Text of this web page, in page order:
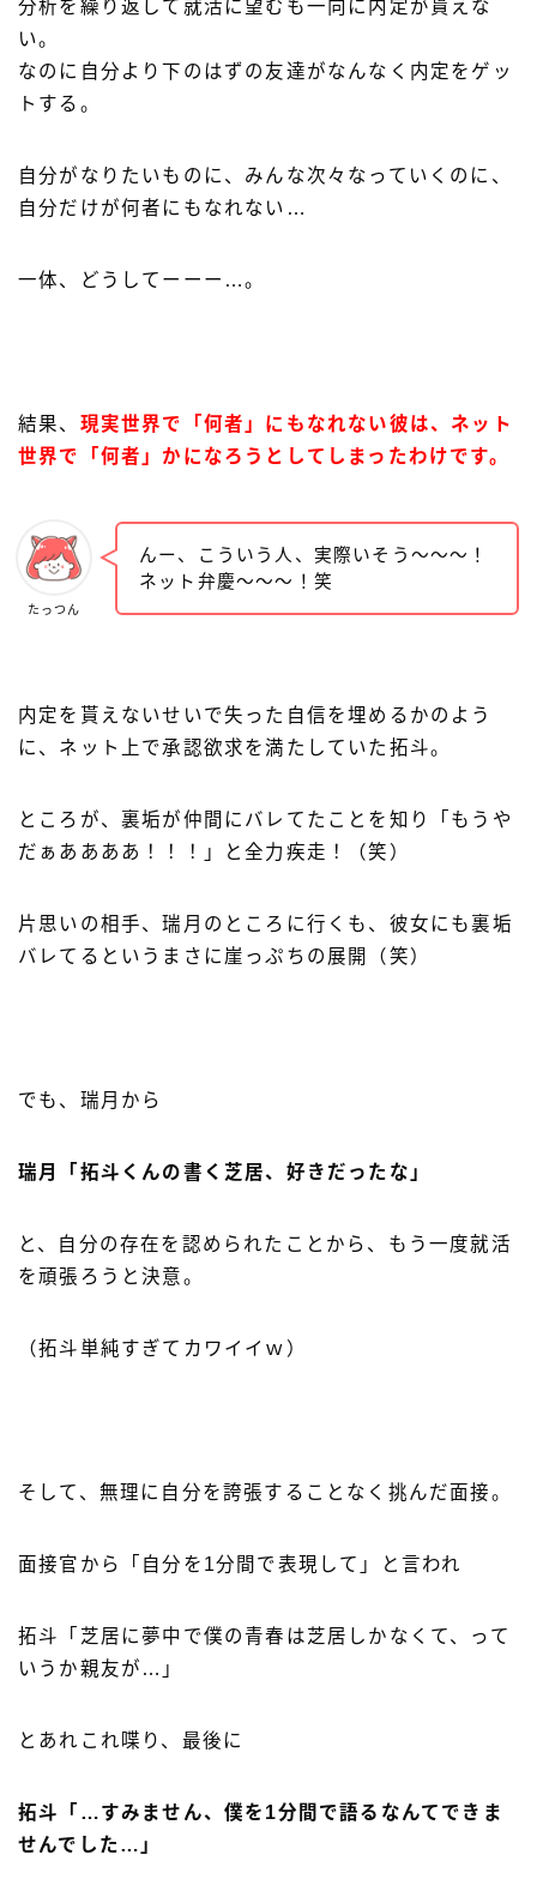
分析を繰り返して就活に望むも一向に内定が貰えな
い。
なのに自分より下のはずの友達がなんなく内定をゲッ
トする。
自分がなりたいものに、みんな次々なっていくのに、
自分だけが何者にもなれない…
一体、どうしてーーー…。
結果、 現実世界で「何者」にもなれない彼は、ネット
世界で「何者」かになろうとしてしまったわけです。
たっつん
んー、こういう人、実際いそう〜〜〜！
ネット弁慶〜〜〜！笑
内定を貰えないせいで失った自信を埋めるかのよう
に、ネット上で承認欲求を満たしていた拓斗。
ところが、裏垢が仲間にバレてたことを知り「もうや
だぁああああ！！！」と全力疾走！（笑）
片思いの相手、瑞月のところに行くも、彼女にも裏垢
バレてるというまさに崖っぷちの展開（笑）
でも、瑞月から
瑞月「拓斗くんの書く芝居、好きだったな」
と、自分の存在を認められたことから、もう一度就活
を頑張ろうと決意。
（拓斗単純すぎてカワイイｗ）
そして、無理に自分を誇張することなく挑んだ面接。
面接官から「自分を1分間で表現して」と言われ
拓斗「芝居に夢中で僕の青春は芝居しかなくて、って
いうか親友が…」
とあれこれ喋り、最後に
拓斗「…すみません、僕を1分間で語るなんてできま
せんでした…」